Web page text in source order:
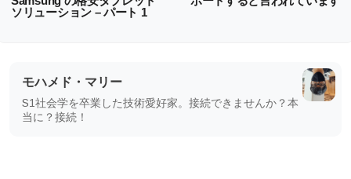
ソリューション – パート 1
モハメド・マリー
S1社会学を卒業した技術愛好家。接続できませんか？本
当に？接続！